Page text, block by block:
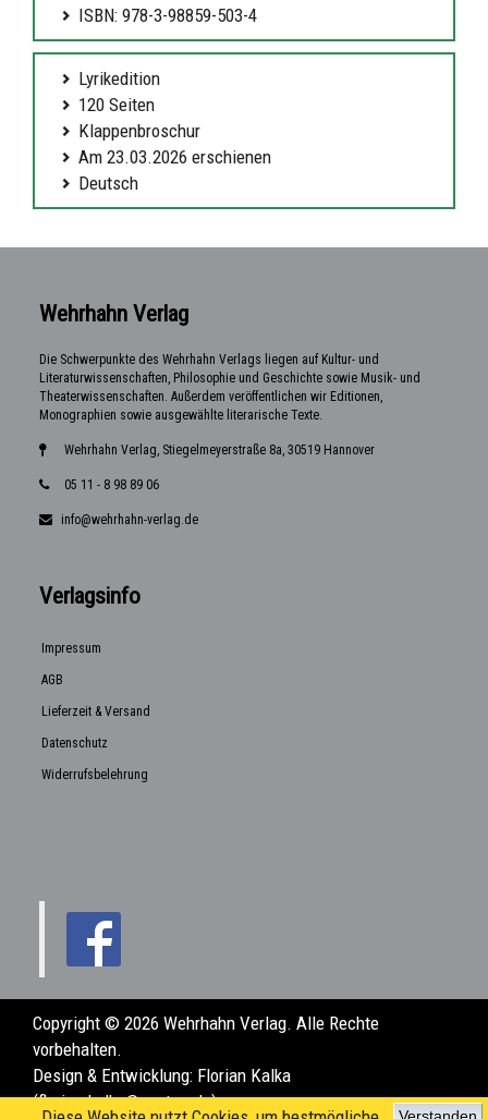
ISBN: 978-3-98859-503-4
Lyrikedition
120 Seiten
Klappenbroschur
Am 23.03.2026 erschienen
Deutsch
Wehrhahn Verlag
Die Schwerpunkte des Wehrhahn Verlags liegen auf Kultur- und
Literaturwissenschaften, Philosophie und Geschichte sowie Musik- und
Theaterwissenschaften. Außerdem veröffentlichen wir Editionen,
Monographien sowie ausgewählte literarische Texte.
Wehrhahn Verlag, Stiegelmeyerstraße 8a, 30519 Hannover
05 11 - 8 98 89 06
info@wehrhahn-verlag.de
Verlagsinfo
Impressum
AGB
Lieferzeit & Versand
Datenschutz
Widerrufsbelehrung
Copyright © 2026 Wehrhahn Verlag. Alle Rechte
vorbehalten.
Design & Entwicklung: Florian Kalka
(florian.kalka@posteo.de)